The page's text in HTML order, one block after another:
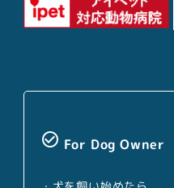
check_circle_outline For Dog Owner